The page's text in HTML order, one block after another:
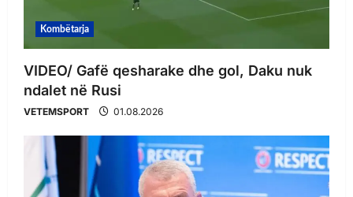
Kombëtarja
VIDEO/ Gafë qesharake dhe gol, Daku nuk
ndalet në Rusi
VETEMSPORT 01.08.2026